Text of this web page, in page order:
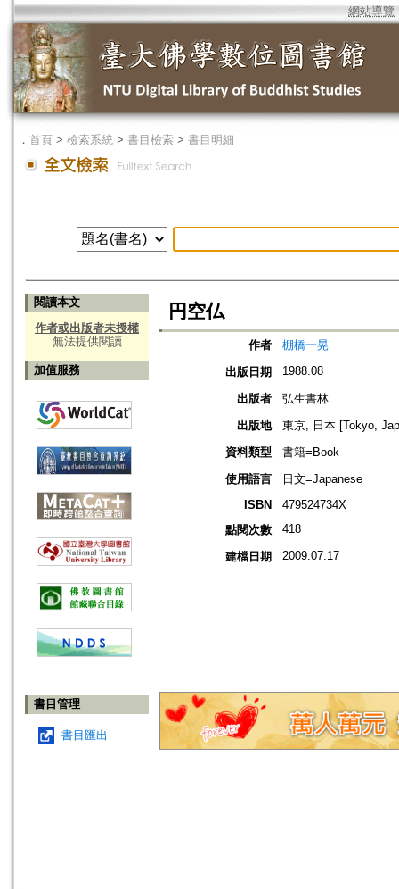
網站導覽
． 首頁 > 檢索系統 > 書目檢索 > 書目明細
閱讀本文
作者或出版者未授權
無法提供閱讀
加值服務
書目管理
書目匯出
円空仏
作者
棚橋一晃
出版日期
1988.08
出版者
弘生書林
出版地
東京, 日本 [Tokyo,
資料類型
書籍=Book
使用語言
日文=Japanese
ISBN
479524734X
點閱次數
418
建檔日期 2009.07.17